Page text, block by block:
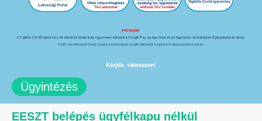
Ügyintézés
EESZT belépés ügyfélkapu nélkül